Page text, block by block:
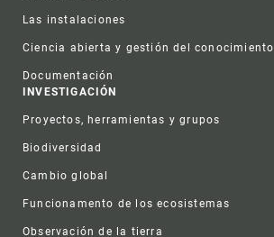
Las instalaciones
Ciencia abierta y gestión del conocimiento
Documentación
INVESTIGACIÓN
Proyectos, herramientas y grupos
Biodiversidad
Cambio global
Funcionamento de los ecosistemas
Observación de la tierra